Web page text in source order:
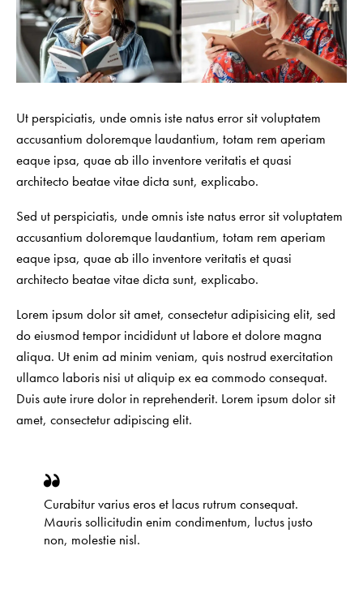
Ut perspiciatis, unde omnis iste natus error sit voluptatem
accusantium doloremque laudantium, totam rem aperiam
eaque ipsa, quae ab illo inventore veritatis et quasi
architecto beatae vitae dicta sunt, explicabo.
Sed ut perspiciatis, unde omnis iste natus error sit voluptatem
accusantium doloremque laudantium, totam rem aperiam
eaque ipsa, quae ab illo inventore veritatis et quasi
architecto beatae vitae dicta sunt, explicabo.
Lorem ipsum dolor sit amet, consectetur adipisicing elit, sed
do eiusmod tempor incididunt ut labore et dolore magna
aliqua. Ut enim ad minim veniam, quis nostrud exercitation
ullamco laboris nisi ut aliquip ex ea commodo consequat.
Duis aute irure dolor in reprehenderit. Lorem ipsum dolor sit
amet, consectetur adipiscing elit.
Curabitur varius eros et lacus rutrum consequat.
Mauris sollicitudin enim condimentum, luctus justo
non, molestie nisl.